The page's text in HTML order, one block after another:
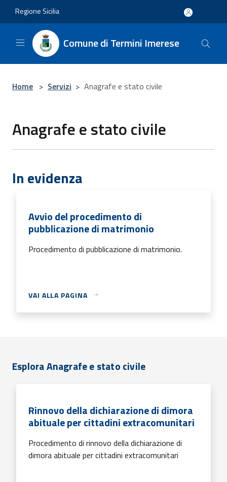
Regione Sicilia
Comune di Termini Imerese
Home > Servizi > Anagrafe e stato civile
Anagrafe e stato civile
In evidenza
Avvio del procedimento di
pubblicazione di matrimonio
Procedimento di pubblicazione di matrimonio.
VAI ALLA PAGINA
Esplora Anagrafe e stato civile
Rinnovo della dichiarazione di dimora
abituale per cittadini extracomunitari
Procedimento di rinnovo della dichiarazione di
dimora abituale per cittadini extracomunitari